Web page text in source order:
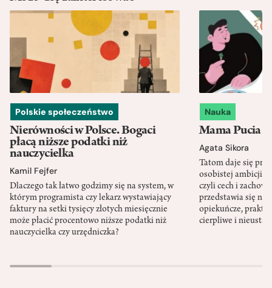
Polskie społeczeństwo
Nierówności w Polsce. Bogaci
płacą niższe podatki niż
nauczycielka
Kamil Fejfer
Dlaczego tak łatwo godzimy się na system, w
którym programista czy lekarz wystawiający
faktury na setki tysięcy złotych miesięcznie
może płacić procentowo niższe podatki niż
nauczycielka czy urzędniczka?
Nauka
Mama Pucia
Agata Sikora
Tatom daje się
osobistej ambicji,
czyli cech i
przedstawia się
opiekuńcze,
cierpliwe i